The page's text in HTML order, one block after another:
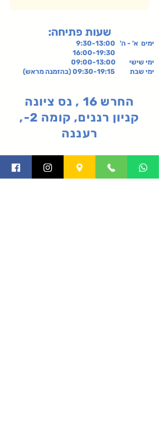
:שעות פתיחה
ימים א' - ה' 9:30-13:00
ימי שישי 09:00-13:00
ימי שבת 09:30-19:15 (בהזמנה מראש)
החרש 16 , נס ציונה
קניון רננים, קומה 2-,
רעננה